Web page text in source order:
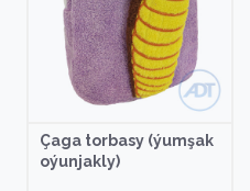
Çaga torbasy (ýumşak
oýunjakly)